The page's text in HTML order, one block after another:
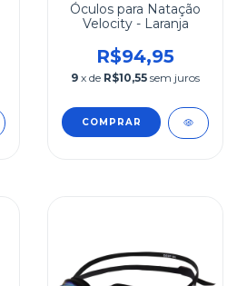
Óculos para Natação
Velocity - Laranja
R$94,95
9 x de R$10,55 sem juros